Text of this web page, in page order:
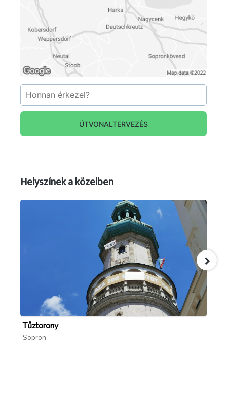
ÚTVONALTERVEZÉS
Helyszínek a közelben
Tűztorony
Sopron